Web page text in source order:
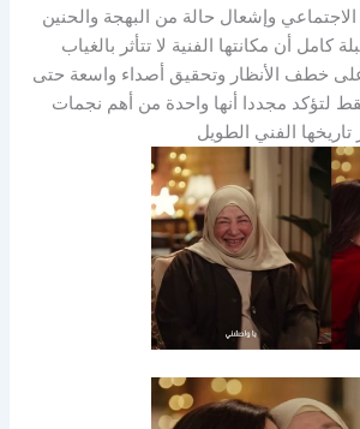
وإشعال حالة من البهجة والحنين
كامل أن مكانتها الفنية لا تتأثر بالغياب
على خطف الأنظار وتحقيق أصداء واسعة حتى
لتؤكد مجددا أنها واحدة من أهم نجمات
الفني الطويل